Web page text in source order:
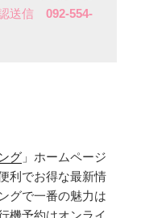
送信 092-554-
グ 」ホームページ
利でお得な最新情
グで一番の魅力は